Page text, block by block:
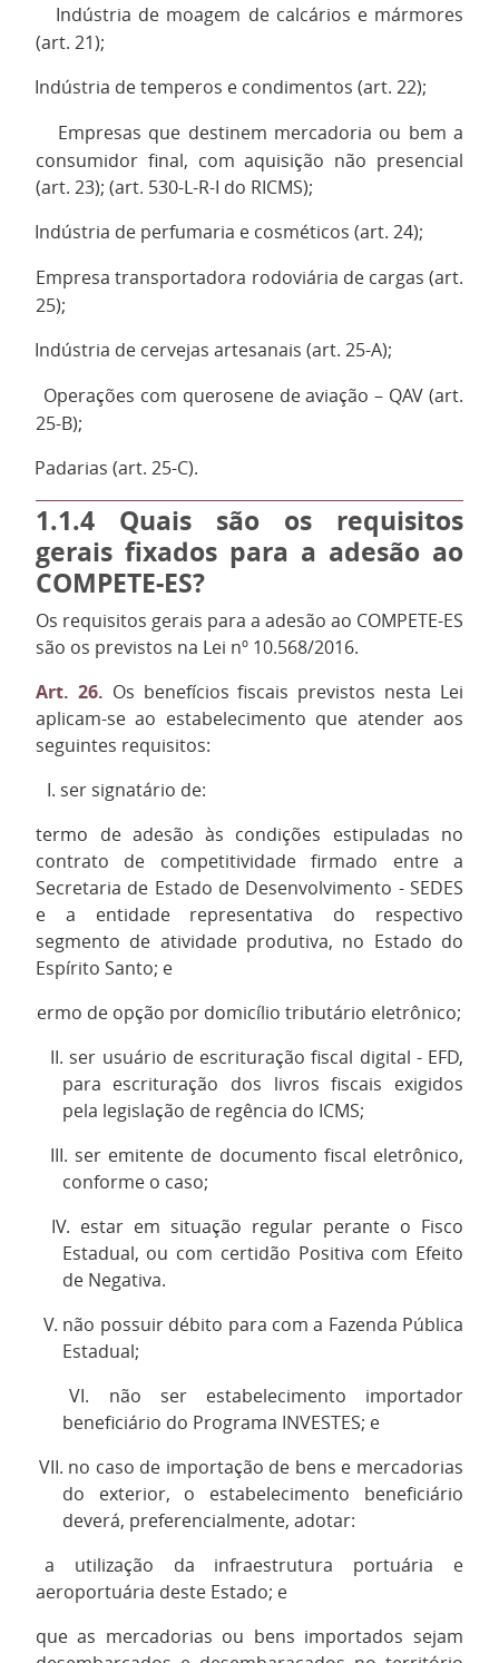
Indústria de moagem de calcários e mármores
(art. 21);
Indústria de temperos e condimentos (art. 22);
Empresas que destinem mercadoria ou bem a
consumidor final, com aquisição não presencial
(art. 23); (art. 530-L-R-I do RICMS);
Indústria de perfumaria e cosméticos (art. 24);
Empresa transportadora rodoviária de cargas (art.
25);
Indústria de cervejas artesanais (art. 25-A);
Operações com querosene de aviação – QAV (art.
25-B);
Padarias (art. 25-C).
1.1.4 Quais são os requisitos
gerais fixados para a adesão ao
COMPETE-ES?
Os requisitos gerais para a adesão ao COMPETE-ES
são os previstos na Lei nº 10.568/2016.
Art. 26. Os benefícios fiscais previstos nesta Lei
aplicam-se ao estabelecimento que atender aos
seguintes requisitos:
I. ser signatário de:
a)termo de adesão às condições estipuladas no
contrato de competitividade firmado entre a
Secretaria de Estado de Desenvolvimento - SEDES
e a entidade representativa do respectivo
segmento de atividade produtiva, no Estado do
Espírito Santo; e
termo de opção por domicílio tributário eletrônico;
II. ser usuário de escrituração fiscal digital - EFD,
para escrituração dos livros fiscais exigidos
pela legislação de regência do ICMS;
III. ser emitente de documento fiscal eletrônico,
conforme o caso;
IV. estar em situação regular perante o Fisco
Estadual, ou com certidão Positiva com Efeito
de Negativa.
V. não possuir débito para com a Fazenda Pública
Estadual;
VI. não ser estabelecimento importador
beneficiário do Programa INVESTES; e
VII. no caso de importação de bens e mercadorias
do exterior, o estabelecimento beneficiário
deverá, preferencialmente, adotar:
a utilização da infraestrutura portuária e
aeroportuária deste Estado; e
que as mercadorias ou bens importados sejam